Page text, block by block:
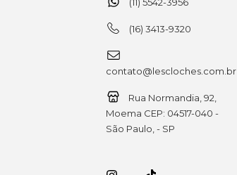
(16) 3413-9320
contato@lescloches.com.br
Rua Normandia, 92,
Moema CEP: 04517-040 -
São Paulo, - SP